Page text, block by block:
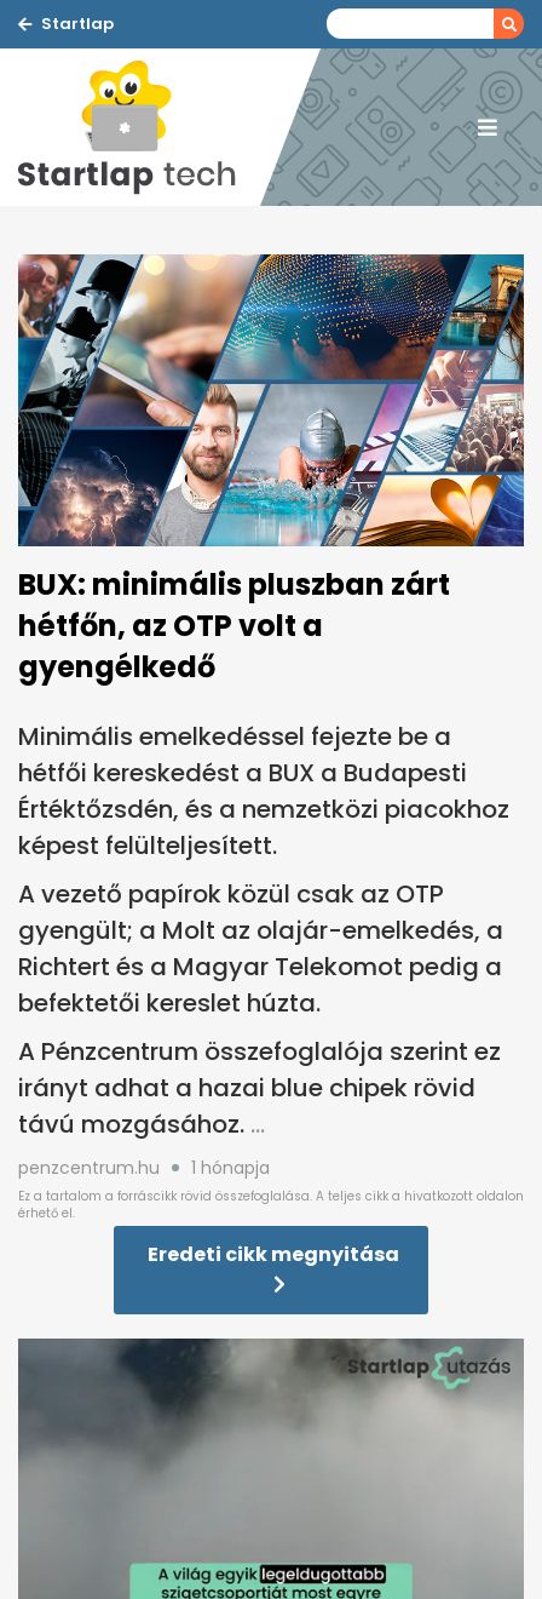
Startlap
BUX: minimális pluszban zárt
hétfőn, az OTP volt a
gyengélkedő
Minimális emelkedéssel fejezte be a
hétfői kereskedést a BUX a Budapesti
Értéktőzsdén, és a nemzetközi piacokhoz
képest felülteljesített.
A vezető papírok közül csak az OTP
gyengült; a Molt az olajár-emelkedés, a
Richtert és a Magyar Telekomot pedig a
befektetői kereslet húzta.
A Pénzcentrum összefoglalója szerint ez
irányt adhat a hazai blue chipek rövid
távú mozgásához.
penzcentrum.hu 1 hónapja
Eredeti cikk megnyitása